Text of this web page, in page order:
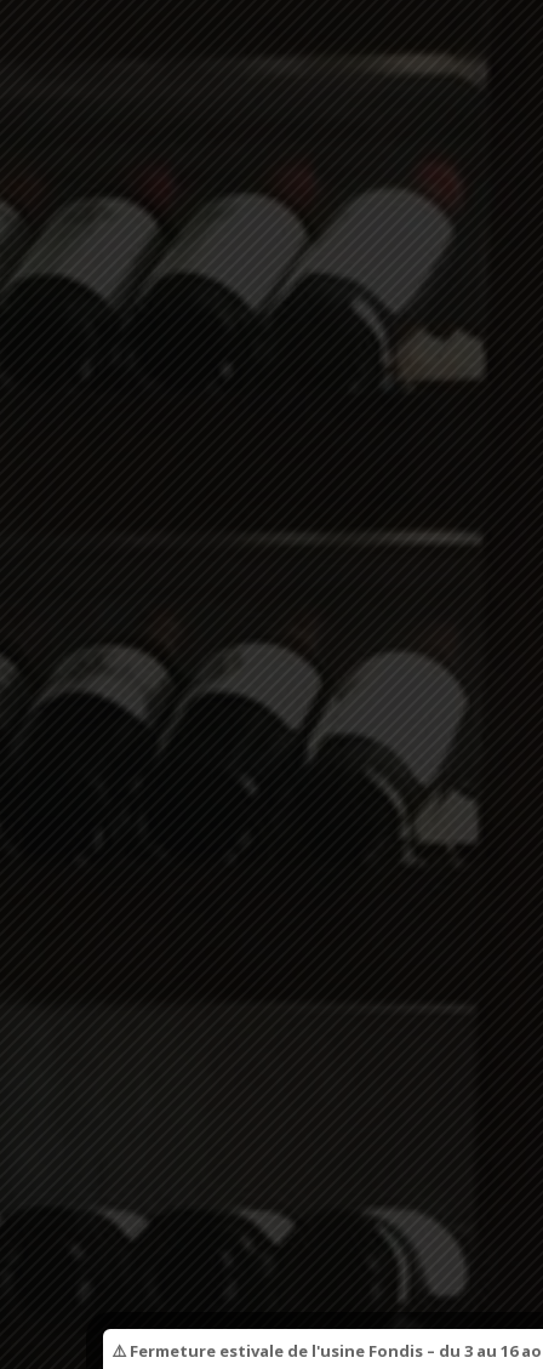
⚠️ Fermeture estivale de l'usine Fondis – du 3 au 16